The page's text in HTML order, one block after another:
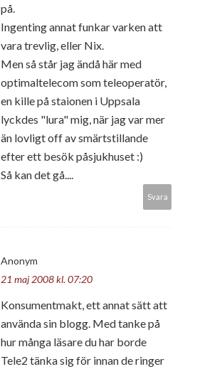
på.
Ingenting annat funkar varken att
vara trevlig, eller Nix.
Men så står jag ändå här med
optimaltelecom som teleoperatör,
en kille på staionen i Uppsala
lyckdes "lura" mig, när jag var mer
än lovligt off av smärtstillande
efter ett besök påsjukhuset :)
Så kan det gå....
Svara
Anonym
21 maj 2008 kl. 07:20
Konsumentmakt, ett annat sätt att
använda sin blogg. Med tanke på
hur många läsare du har borde
Tele2 tänka sig för innan de ringer